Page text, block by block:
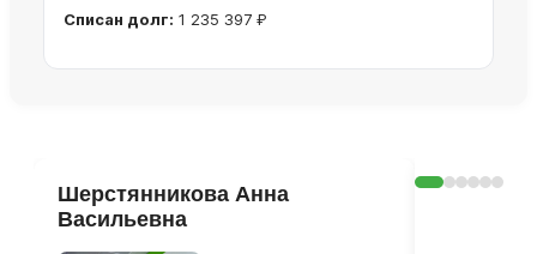
Списан долг: 1 235 397 ₽
Шерстянникова Анна
Васильевна